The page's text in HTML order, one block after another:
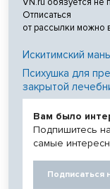
VN.ru обязуется не
Отписаться
от рассылки можно
Искитимский
Психушка для
закрытой
Вам было
Подпишитесь
самые
Подписаться